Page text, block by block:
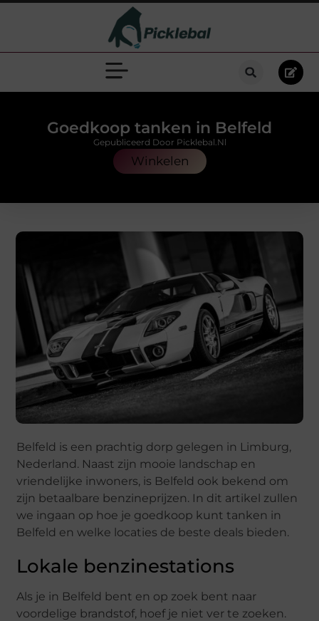
Goedkoop tanken in Belfeld
Winkelen
Gepubliceerd Door Picklebal.nl
Belfeld is een prachtig dorp gelegen in Limburg,
Nederland. Naast zijn mooie landschap en
vriendelijke inwoners, is Belfeld ook bekend om
zijn betaalbare benzineprijzen. In dit artikel zullen
we ingaan op hoe je goedkoop kunt tanken in
Belfeld en welke locaties de beste deals bieden.
Lokale benzinestations
Als je in Belfeld bent en op zoek bent naar
voordelige brandstof, hoef je niet ver te zoeken.